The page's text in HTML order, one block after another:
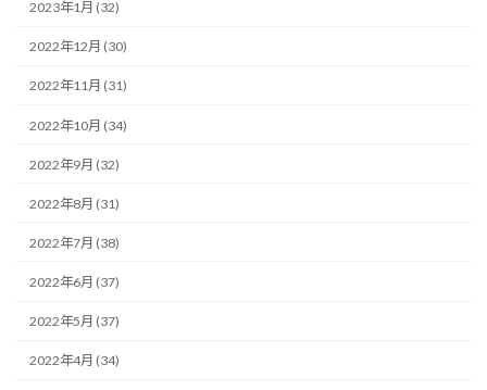
2023年1月 (32)
2022年12月 (30)
2022年11月 (31)
2022年10月 (34)
2022年9月 (32)
2022年8月 (31)
2022年7月 (38)
2022年6月 (37)
2022年5月 (37)
2022年4月 (34)